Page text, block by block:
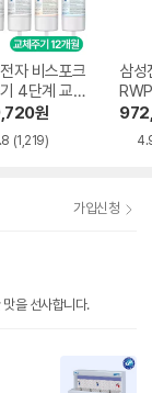
자 비스포크
4단계 교체
필터 HAF-
원
(1,219)
삼성
가입신청
을 선사합니다.